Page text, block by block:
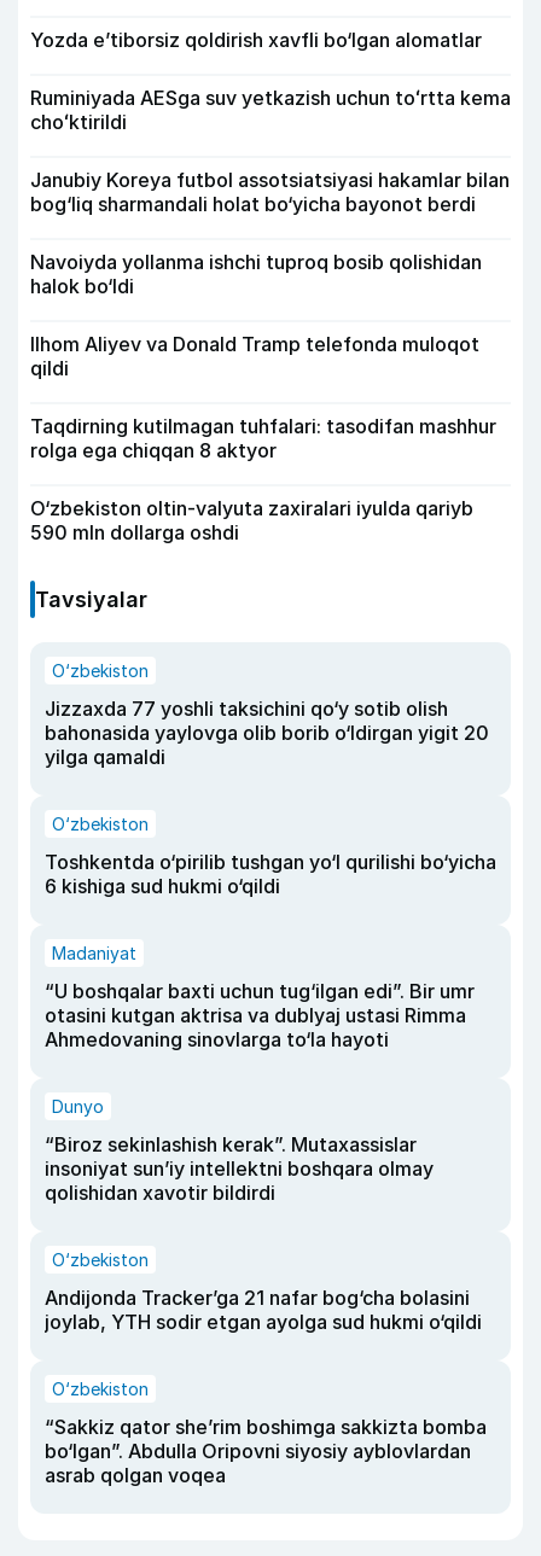
Yozda e’tiborsiz qoldirish xavfli bo‘lgan alomatlar
Ruminiyada AESga suv yetkazish uchun toʻrtta kema
choʻktirildi
Janubiy Koreya futbol assotsiatsiyasi hakamlar bilan
bog‘liq sharmandali holat bo‘yicha bayonot berdi
Navoiyda yollanma ishchi tuproq bosib qolishidan
halok bo‘ldi
Ilhom Aliyev va Donald Tramp telefonda muloqot
qildi
Taqdirning kutilmagan tuhfalari: tasodifan mashhur
rolga ega chiqqan 8 aktyor
O‘zbekiston oltin-valyuta zaxiralari iyulda qariyb
590 mln dollarga oshdi
Tavsiyalar
O‘zbekiston
Jizzaxda 77 yoshli taksichini qo‘y sotib olish
bahonasida yaylovga olib borib o‘ldirgan yigit 20
yilga qamaldi
O‘zbekiston
Toshkentda o‘pirilib tushgan yo‘l qurilishi bo‘yicha
6 kishiga sud hukmi o‘qildi
Madaniyat
“U boshqalar baxti uchun tug‘ilgan edi”. Bir umr
otasini kutgan aktrisa va dublyaj ustasi Rimma
Ahmedovaning sinovlarga to‘la hayoti
Dunyo
“Biroz sekinlashish kerak”. Mutaxassislar
insoniyat sun’iy intellektni boshqara olmay
qolishidan xavotir bildirdi
O‘zbekiston
Andijonda Tracker’ga 21 nafar bog‘cha bolasini
joylab, YTH sodir etgan ayolga sud hukmi o‘qildi
O‘zbekiston
“Sakkiz qator she’rim boshimga sakkizta bomba
bo‘lgan”. Abdulla Oripovni siyosiy ayblovlardan
asrab qolgan voqea